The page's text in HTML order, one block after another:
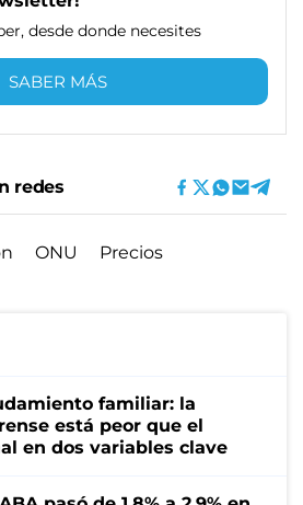
desde donde necesites
SABER MÁS
redes
ONU Precios
familiar: la
está peor que el
en dos variables clave